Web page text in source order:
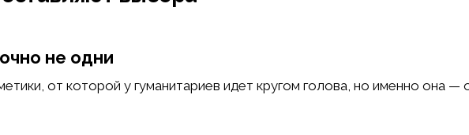
не одни
от которой у гуманитариев идет кругом голова, но именно она —